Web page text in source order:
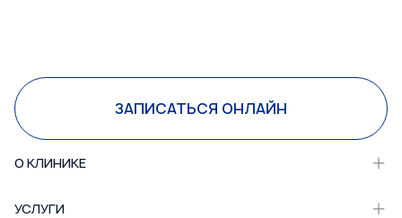
ЗАПИСАТЬСЯ ОНЛАЙН
О КЛИНИКЕ
УСЛУГИ